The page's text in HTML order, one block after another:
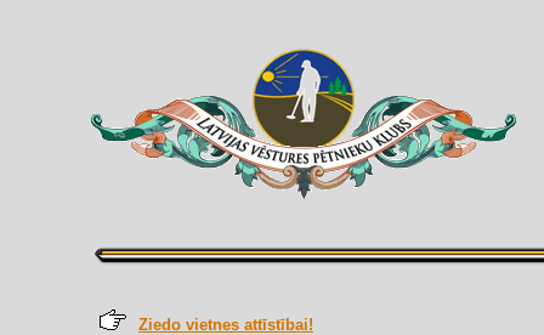
Ziedo vietnes attīstībai!